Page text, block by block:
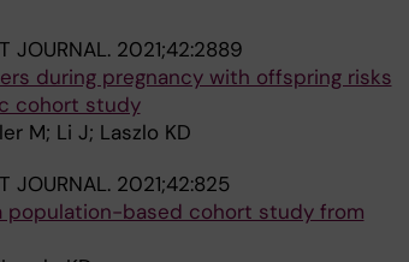
JOURNAL. 2021;42:2889
during pregnancy with offspring risks
cohort study
M; Li J; Laszlo KD
JOURNAL. 2021;42:825
population-based cohort study from